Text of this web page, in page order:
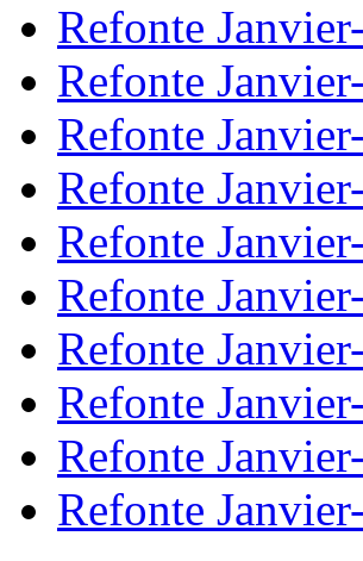
Refonte
Refonte
Refonte
Refonte
Refonte
Refonte
Refonte
Refonte
Refonte
Refonte